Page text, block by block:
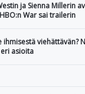
ja Sienna Millerin
War sai trailerin
ihmisestä viehättävän?
asioita